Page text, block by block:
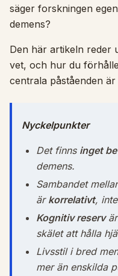
säger forskningen
demens?
Den här artikeln reder
vet, och hur du
centrala påståenden
Nyckelpunkter
Det finns inget
demens.
Sambandet
är korrelativt,
Kognitiv reservär
skälet att hålla
Livsstil i bred
mer än enskilda